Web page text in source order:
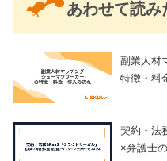
あわせて読み
副業人材
特徴・料
契約・法
×弁護士